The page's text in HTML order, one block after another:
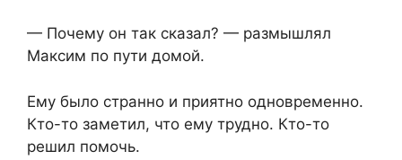
— Почему он так сказал? — размышлял
Максим по пути домой.
Ему было странно и приятно одновременно.
Кто-то заметил, что ему трудно. Кто-то
решил помочь.